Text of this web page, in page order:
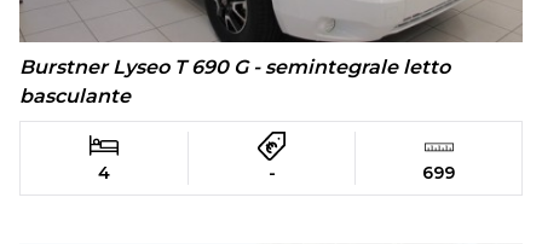
Burstner Lyseo T 690 G - semintegrale letto
basculante
4 - 699